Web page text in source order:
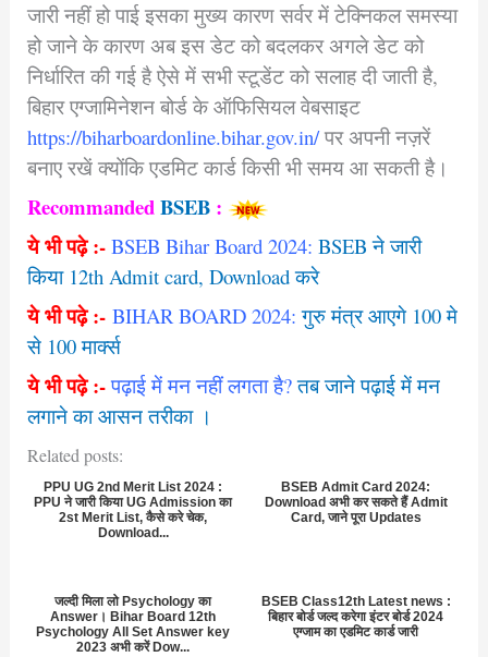
जारी नहीं हो पाई इसका मुख्य कारण सर्वर में टेक्निकल समस्या
हो जाने के कारण अब इस डेट को बदलकर अगले डेट को
निर्धारित की गई है ऐसे में सभी स्टूडेंट को सलाह दी जाती है,
बिहार एग्जामिनेशन बोर्ड के ऑफिसियल वेबसाइट
https://biharboardonline.bihar.gov.in/ पर अपनी नज़रें
बनाए रखें क्योंकि एडमिट कार्ड किसी भी समय आ सकती है।
RecommandedBSEB:
ये भी पढ़े :- BSEB Bihar Board 2024: BSEB ने जारी
किया 12th Admit card, Download करे
ये भी पढ़े :- BIHAR BOARD 2024: गुरु मंत्र आएगे 100 मे
से 100 मार्क्स
ये भी पढ़े :- पढ़ाई में मन नहीं लगता है?तब जाने पढ़ाई में मन
लगाने का आसन तरीका ।
Related posts:
PPU UG 2nd Merit List 2024 :
PPU ने जारी किया UG Admission का
2st Merit List, कैसे करे चेक,
Download...
BSEB Admit Card 2024:
Download अभी कर सकते हैं Admit
Card, जाने पूरा Updates
जल्दी मिला लो Psychology का
Answer। Bihar Board 12th
Psychology All Set Answer key
2023 अभी करें Dow...
BSEB Class12th Latest news :
बिहार बोर्ड जल्द करेगा इंटर बोर्ड 2024
एग्जाम का एडमिट कार्ड जारी